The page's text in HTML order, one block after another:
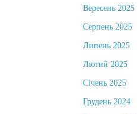
Вересень 2025
Серпень 2025
Липень 2025
Лютий 2025
Січень 2025
Грудень 2024